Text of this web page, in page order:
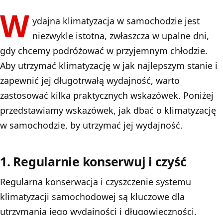
W ydajna klimatyzacja w samochodzie jest
niezwykle istotna, zwłaszcza w upalne dni,
gdy chcemy podróżować w przyjemnym chłodzie.
Aby utrzymać klimatyzację w jak najlepszym stanie i
zapewnić jej długotrwałą wydajność, warto
zastosować kilka praktycznych wskazówek. Poniżej
przedstawiamy wskazówek, jak dbać o klimatyzację
w samochodzie, by utrzymać jej wydajność.
1. Regularnie konserwuj i czyść
Regularna konserwacja i czyszczenie systemu
klimatyzacji samochodowej są kluczowe dla
utrzymania jego wydajności i długowieczności.